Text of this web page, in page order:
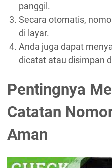
panggil.
Secara otomatis,
di layar.
Anda juga dapat
dicatat atau disimpan
Pentingnya
Catatan
Aman